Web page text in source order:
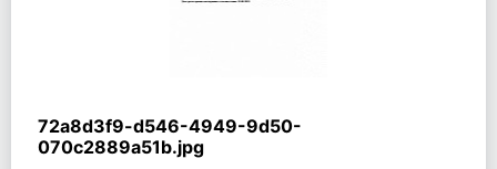
72a8d3f9-d546-4949-9d50-
070c2889a51b.jpg